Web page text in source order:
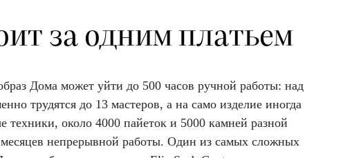
за одним платьем
Дома может уйти до 500 часов ручной работы: над
трудятся до 13 мастеров, а на само изделие иногда
техники, около 4000 пайеток и 5000 камней разной
непрерывной работы. Один из самых сложных